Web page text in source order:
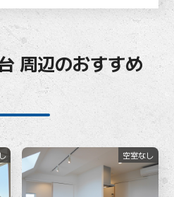
周辺のおすすめ
空室なし